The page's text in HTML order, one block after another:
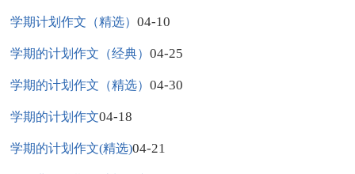
学期计划作文（精选）04-10
学期的计划作文（经典）04-25
学期的计划作文（精选）04-30
学期的计划作文04-18
学期的计划作文(精选)04-21